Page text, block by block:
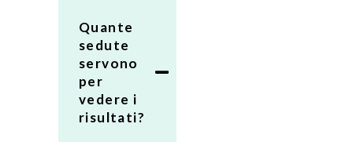
Quante
sedute
servono
per
vedere i
risultati?